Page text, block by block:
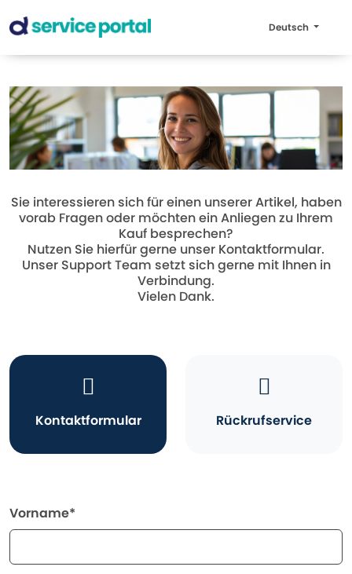
Deutsch
Sie interessieren sich für einen unserer Artikel, haben
vorab Fragen oder möchten ein Anliegen zu Ihrem
Kauf besprechen?
Nutzen Sie hierfür gerne unser Kontaktformular.
Unser Support Team setzt sich gerne mit Ihnen in
Verbindung.
Vielen Dank.
Kontaktformular Rückrufservice
Vorname*